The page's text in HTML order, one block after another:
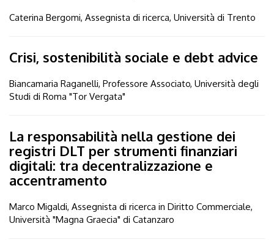
Caterina Bergomi, Assegnista di ricerca, Università di Trento
Crisi, sostenibilità sociale e debt advice
Biancamaria Raganelli, Professore Associato, Università degli
Studi di Roma "Tor Vergata"
La responsabilità nella gestione dei
registri DLT per strumenti finanziari
digitali: tra decentralizzazione e
accentramento
Marco Migaldi, Assegnista di ricerca in Diritto Commerciale,
Università "Magna Graecia" di Catanzaro